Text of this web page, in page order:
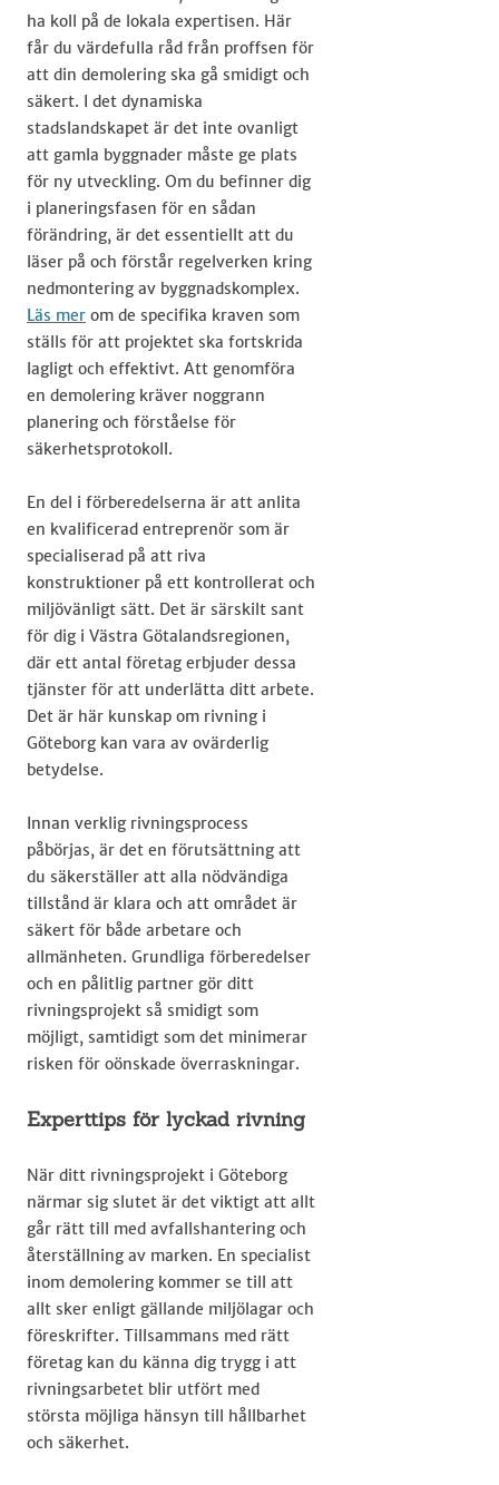
ha koll på de lokala expertisen. Här
får du värdefulla råd från proffsen för
att din demolering ska gå smidigt och
säkert. I det dynamiska
stadslandskapet är det inte ovanligt
att gamla byggnader måste ge plats
för ny utveckling. Om du befinner dig
i planeringsfasen för en sådan
förändring, är det essentiellt att du
läser på och förstår regelverken kring
nedmontering av byggnadskomplex.
Läs mer om de specifika kraven som
ställs för att projektet ska fortskrida
lagligt och effektivt. Att genomföra
en demolering kräver noggrann
planering och förståelse för
säkerhetsprotokoll.
En del i förberedelserna är att anlita
en kvalificerad entreprenör som är
specialiserad på att riva
konstruktioner på ett kontrollerat och
miljövänligt sätt. Det är särskilt sant
för dig i Västra Götalandsregionen,
där ett antal företag erbjuder dessa
tjänster för att underlätta ditt arbete.
Det är här kunskap om rivning i
Göteborg kan vara av ovärderlig
betydelse.
Innan verklig rivningsprocess
påbörjas, är det en förutsättning att
du säkerställer att alla nödvändiga
tillstånd är klara och att området är
säkert för både arbetare och
allmänheten. Grundliga förberedelser
och en pålitlig partner gör ditt
rivningsprojekt så smidigt som
möjligt, samtidigt som det minimerar
risken för oönskade överraskningar.
Experttips för lyckad rivning
När ditt rivningsprojekt i Göteborg
närmar sig slutet är det viktigt att allt
går rätt till med avfallshantering och
återställning av marken. En specialist
inom demolering kommer se till att
allt sker enligt gällande miljölagar och
föreskrifter. Tillsammans med rätt
företag kan du känna dig trygg i att
rivningsarbetet blir utfört med
största möjliga hänsyn till hållbarhet
och säkerhet.